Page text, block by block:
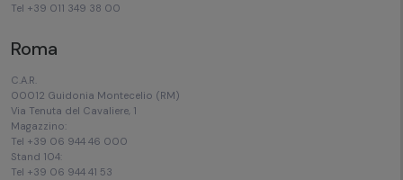
Tel +39 011 349 38 00
Roma
C.A.R.
00012 Guidonia Montecelio (RM)
Via Tenuta del Cavaliere, 1
Magazzino:
Tel +39 06 944 46 000
Stand 104:
Tel +39 06 944 41 53